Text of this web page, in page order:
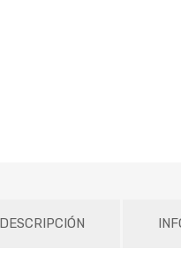
DESCRIPCIÓN